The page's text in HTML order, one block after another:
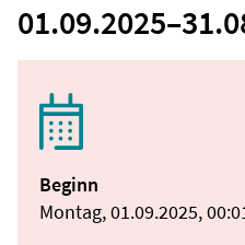
01.09.2025–
Beginn
Montag, 01.09.2025,